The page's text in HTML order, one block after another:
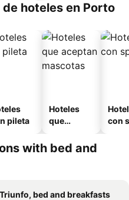
hoteles en Porto
pileta
Hoteles
que
mascotas
con
with bed and
Triunfo, bed and breakfasts